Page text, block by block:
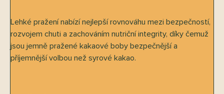
Lehké pražení nabízí nejlepší rovnováhu mezi bezpečností,
rozvojem chuti a zachováním nutriční integrity, díky čemuž
jsou jemně pražené kakaové boby bezpečnější a
příjemnější volbou než syrové kakao.